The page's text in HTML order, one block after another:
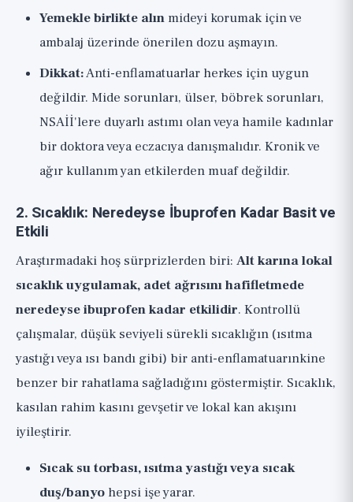
Yemekle birlikte alın mideyi korumak için ve
ambalaj üzerinde önerilen dozu aşmayın.
Dikkat:Anti-enflamatuarlar herkes için uygun
değildir. Mide sorunları, ülser, böbrek sorunları,
NSAİİ'lere duyarlı astımı olan veya hamile kadınlar
bir doktora veya eczacıya danışmalıdır. Kronik ve
ağır kullanım yan etkilerden muaf değildir.
2. Sıcaklık: Neredeyse İbuprofen Kadar Basit ve
Etkili
Araştırmadaki hoş sürprizlerden biri: Alt karına lokal
sıcaklık uygulamak, adet ağrısını hafifletmede
neredeyse ibuprofen kadar etkilidir. Kontrollü
çalışmalar, düşük seviyeli sürekli sıcaklığın (ısıtma
yastığı veya ısı bandı gibi) bir anti-enflamatuarınkine
benzer bir rahatlama sağladığını göstermiştir. Sıcaklık,
kasılan rahim kasını gevşetir ve lokal kan akışını
iyileştirir.
Sıcak su torbası, ısıtma yastığı veya sıcak
duş/banyo hepsi işe yarar.